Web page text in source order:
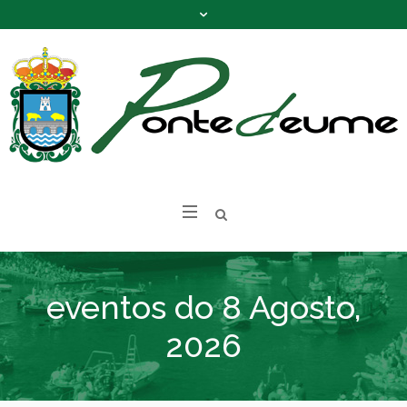
eventos do 8 Agosto,
2026